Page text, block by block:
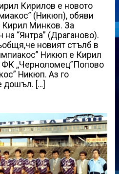
Кирилов е новото
(Никюп), обяви
Кирил Минков. За
на “Янтра” (Драганово).
новият стълб в
Никюп е Кирил
,,Черноломец”Попово
Никюп. Аз го
дошъл. […]